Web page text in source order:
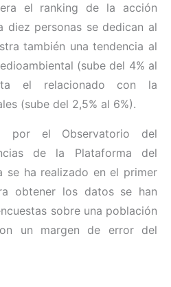
el ranking de la acción
diez personas se dedican al
también una tendencia al
(sube del 4% al
el relacionado con la
(sube del 2,5% al 6%).
por el Observatorio del
de la Plataforma del
se ha realizado en el primer
obtener los datos se han
sobre una población
un margen de error del